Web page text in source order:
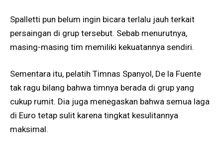
Spalletti pun belum ingin bicara terlalu jauh terkait
persaingan di grup tersebut. Sebab menurutnya,
masing-masing tim memiliki kekuatannya sendiri.
Sementara itu, pelatih Timnas Spanyol, De la Fuente
tak ragu bilang bahwa timnya berada di grup yang
cukup rumit. Dia juga menegaskan bahwa semua laga
di Euro tetap sulit karena tingkat kesulitannya
maksimal.